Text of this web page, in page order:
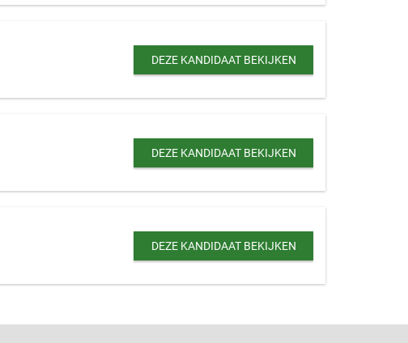
DEZE KANDIDAAT BEKIJKEN
DEZE KANDIDAAT BEKIJKEN
DEZE KANDIDAAT BEKIJKEN